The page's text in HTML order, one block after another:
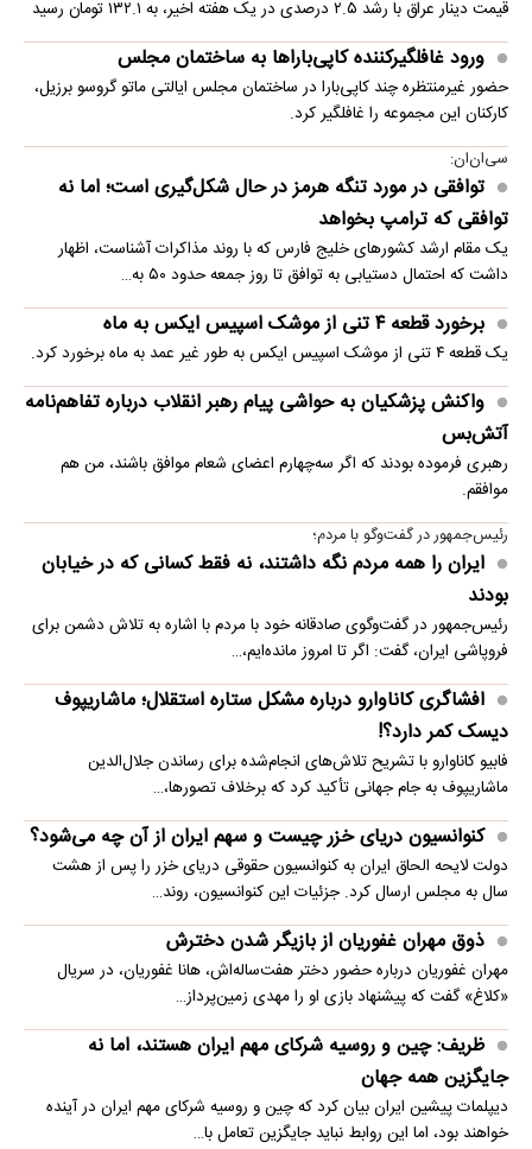
قیمت دینار عراق با رشد ۲.۵ درصدی در یک هفته اخیر، به ۱۳۲.۱ تومان رسید
ورود غافلگیرکننده کاپی‌باراها به ساختمان مجلس
حضور غیرمنتظره چند کاپی‌بارا در ساختمان مجلس ایالتی ماتو گروسو برزیل،
کارکنان این مجموعه را غافلگیر کرد.
سی‌ان‌ان:
توافقی در مورد تنگه هرمز در حال شکل‌گیری است؛ اما نه
توافقی که ترامپ بخواهد
یک مقام ارشد کشورهای خلیج فارس که با روند مذاکرات آشناست، اظهار
داشت که احتمال دستیابی به توافق تا روز جمعه حدود ۵۰ به…
برخورد قطعه ۴ تنی از موشک اسپیس ایکس به ماه
یک قطعه ۴ تنی از موشک اسپیس ایکس به طور غیر عمد به ماه برخورد کرد.
واکنش پزشکیان به حواشی پیام رهبر انقلاب درباره تفاهم‌نامه
آتش‌بس
رهبری فرموده بودند که اگر سه‌چهارم اعضای شعام موافق باشند، من هم
موافقم.
رئیس‌جمهور در گفت‌وگو با مردم؛
ایران را همه مردم نگه داشتند، نه فقط کسانی که در خیابان
بودند
رئیس‌جمهور در گفت‌وگوی صادقانه خود با مردم با اشاره به تلاش دشمن برای
فروپاشی ایران، گفت: اگر تا امروز مانده‌ایم،…
افشاگری کاناوارو درباره مشکل ستاره استقلال؛ ماشاریپوف
دیسک کمر دارد؟!
فابیو کاناوارو با تشریح تلاش‌های انجام‌شده برای رساندن جلال‌الدین
ماشاریپوف به جام جهانی تأکید کرد که برخلاف تصورها،…
کنوانسیون دریای خزر چیست و سهم ایران از آن چه می‌شود؟
دولت لایحه الحاق ایران به کنوانسیون حقوقی دریای خزر را پس از هشت
سال به مجلس ارسال کرد. جزئیات این کنوانسیون، روند…
ذوق مهران غفوریان از بازیگر شدن دخترش
مهران غفوریان درباره حضور دختر هفت‌ساله‌اش، هانا غفوریان، در سریال
«کلاغ» گفت که پیشنهاد بازی او را مهدی زمین‌پرداز…
ظریف: چین و روسیه شرکای مهم ایران هستند، اما نه
جایگزین همه جهان
دیپلمات پیشین ایران بیان کرد که چین و روسیه شرکای مهم ایران در آینده
خواهند بود، اما این روابط نباید جایگزین تعامل با…